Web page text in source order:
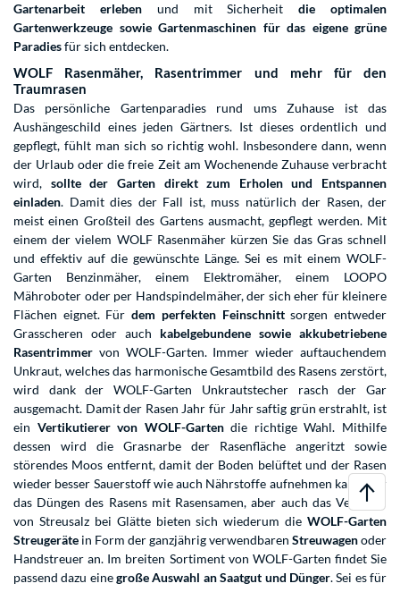
Gartenarbeit erlebenund mit Sicherheitdie optimalen
Gartenwerkzeuge sowie Gartenmaschinen für das eigene grüne
Paradiesfür sich entdecken.
WOLF Rasenmäher, Rasentrimmer und mehr für den
Traumrasen
Das persönliche Gartenparadies rund ums Zuhause ist das
Aushängeschild eines jeden Gärtners. Ist dieses ordentlich und
gepflegt, fühlt man sich so richtig wohl. Insbesondere dann, wenn
der Urlaub oder die freie Zeit am Wochenende Zuhause verbracht
wird, sollte der Garten direkt zum Erholen und Entspannen
einladen. Damit dies der Fall ist, muss natürlich der Rasen, der
meist einen Großteil des Gartens ausmacht, gepflegt werden. Mit
einem der vielem WOLF Rasenmäher kürzen Sie das Gras schnell
und effektiv auf die gewünschte Länge. Sei es mit einem WOLF-
Garten Benzinmäher, einem Elektromäher, einem LOOPO
Mähroboter oder per Handspindelmäher, der sich eher für kleinere
Flächen eignet. Fürdem perfekten Feinschnittsorgen entweder
Grasscheren oder auch kabelgebundene sowie akkubetriebene
Rasentrimmer von WOLF-Garten. Immer wieder auftauchendem
Unkraut, welches das harmonische Gesamtbild des Rasens zerstört,
wird dank der WOLF-Garten Unkrautstecher rasch der Gar
ausgemacht. Damit der Rasen Jahr für Jahr saftig grün erstrahlt, ist
ein Vertikutierer von WOLF-Gartendie richtige Wahl. Mithilfe
dessen wird die Grasnarbe der Rasenfläche angeritzt sowie
störendes Moos entfernt, damit der Boden belüftet und der Rasen
wieder besser Sauerstoff wie auch Nährstoffe aufnehmen kann. Für
das Düngen des Rasens mit Rasensamen, aber auch das Verteilen
von Streusalz bei Glätte bieten sich wiederum die WOLF-Garten
Streugeräte in Form der ganzjährig verwendbaren Streuwagenoder
Handstreuer an. Im breiten Sortiment von WOLF-Garten findet Sie
passend dazu einegroße Auswahl an Saatgut und Dünger. Sei es für